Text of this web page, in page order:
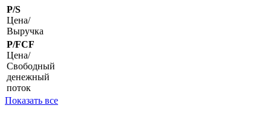
P/S
Цена/
Выручка
P/FCF
Цена/
Свободный
денежный
поток
Показать все